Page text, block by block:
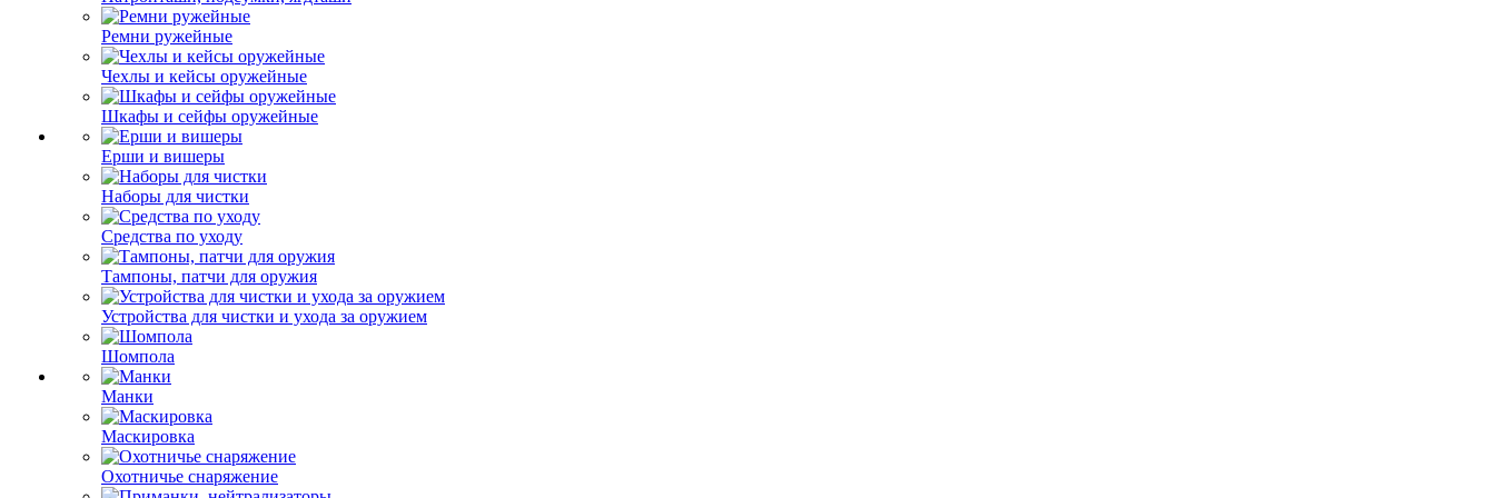
Ремни ружейные
Чехлы и кейсы оружейные
Шкафы и сейфы оружейные
Ерши и вишеры
Наборы для чистки
Средства по уходу
Тампоны, патчи для оружия
Устройства для чистки и ухода за оружием
Шомпола
Манки
Маскировка
Охотничье снаряжение